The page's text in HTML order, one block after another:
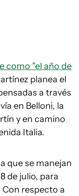
como "el año de
planea el
a través
en Belloni, la
y en camino
Italia.
que se manejan
de julio, para
Con respecto a